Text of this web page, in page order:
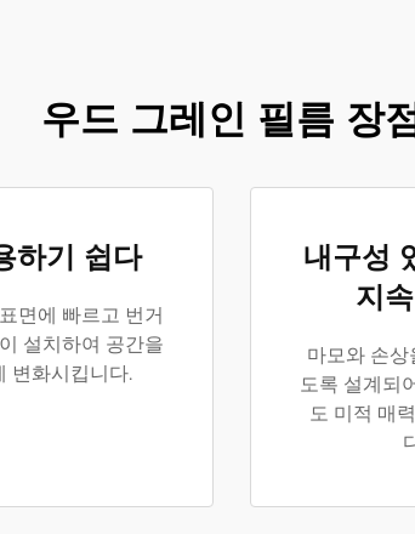
우드 그레인 필름 장
하기 쉽다
면에 빠르고 번거
설치하여 공간을
변화시킵니다.
내구성
지
마모와 손상
도록 설계되
도 미적 매